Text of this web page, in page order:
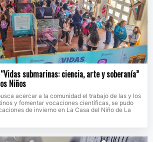
submarinas: ciencia, arte y soberanía”
Niños
acercar a la comunidad el trabajo de las y los
y fomentar vocaciones científicas, se pudo
de invierno en La Casa del Niño de La